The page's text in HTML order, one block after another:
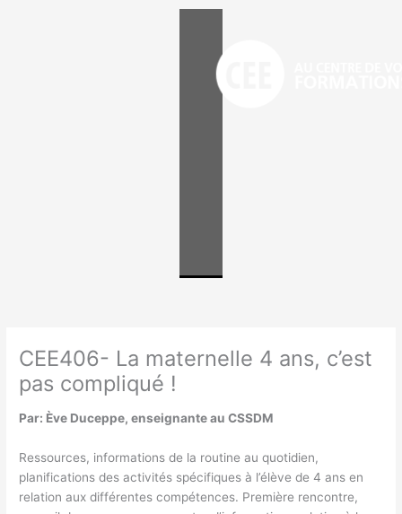
CEE406- La maternelle 4 ans, c’est
pas compliqué !
Par: Ève Duceppe, enseignante au CSSDM
Ressources, informations de la routine au quotidien,
planifications des activités spécifiques à l’élève de 4 ans en
relation aux différentes compétences. Première rencontre,